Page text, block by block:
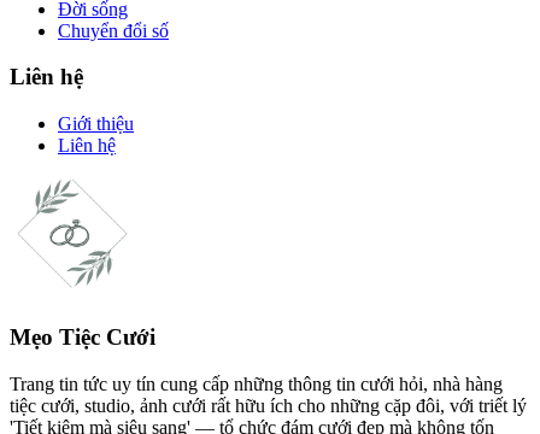
Đời sống
Chuyển đổi số
Liên hệ
Giới thiệu
Liên hệ
Mẹo Tiệc Cưới
Trang tin tức uy tín cung cấp những thông tin cưới hỏi, nhà hàng
tiệc cưới, studio, ảnh cưới rất hữu ích cho những cặp đôi, với triết lý
'Tiết kiệm mà siêu sang' — tổ chức đám cưới đẹp mà không tốn